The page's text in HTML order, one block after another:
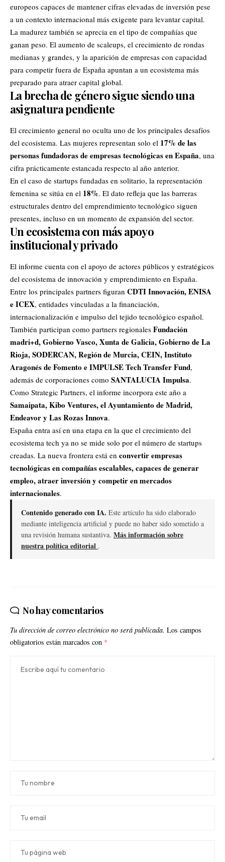
europeos capaces de mantener cifras elevadas de inversión pese
a un contexto internacional más exigente para levantar capital.
La madurez también se aprecia en el tipo de compañías que
ganan peso. El aumento de scaleups, el crecimiento de rondas
medianas y grandes, y la aparición de empresas con capacidad
para competir fuera de España apuntan a un ecosistema más
preparado para atraer capital global.
La brecha de género sigue siendo una
asignatura pendiente
El crecimiento general no oculta uno de los principales desafíos
del ecosistema. Las mujeres representan solo el 17% de las
personas fundadoras de empresas tecnológicas en España, una
cifra prácticamente estancada respecto al año anterior.
En el caso de startups fundadas en solitario, la representación
femenina se sitúa en el 18%. El dato refleja que las barreras
estructurales dentro del emprendimiento tecnológico siguen
presentes, incluso en un momento de expansión del sector.
Un ecosistema con más apoyo
institucional y privado
El informe cuenta con el apoyo de actores públicos y estratégicos
del ecosistema de innovación y emprendimiento en España.
Entre los principales partners figuran CDTI Innovación, ENISA
e ICEX, entidades vinculadas a la financiación,
internacionalización e impulso del tejido tecnológico español.
También participan como partners regionales Fundación
madri+d, Gobierno Vasco, Xunta de Galicia, Gobierno de La
Rioja, SODERCAN, Región de Murcia, CEIN, Instituto
Aragonés de Fomento e IMPULSE Tech Transfer Fund,
además de corporaciones como SANTALUCIA Impulsa.
Como Strategic Partners, el informe incorpora este año a
Samaipata, Kibo Ventures, el Ayuntamiento de Madrid,
Endeavor y Las Rozas Innova.
España entra así en una etapa en la que el crecimiento del
ecosistema tech ya no se mide solo por el número de startups
creadas. La nueva frontera está en convertir empresas
tecnológicas en compañías escalables, capaces de generar
empleo, atraer inversión y competir en mercados
internacionales.
Contenido generado con IA. Este artículo ha sido elaborado
mediante inteligencia artificial y puede no haber sido sometido a
una revisión humana sustantiva. Más información sobre
nuestra política editorial .
No hay comentarios
Tu dirección de correo electrónico no será publicada. Los campos
obligatorios están marcados con *